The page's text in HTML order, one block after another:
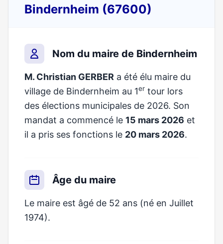
Bindernheim (67600)
Nom du maire de Bindernheim
M. Christian GERBER a été élu maire du
village de Bindernheim au 1er tour lors
des élections municipales de 2026. Son
mandat a commencé le 15 mars 2026 et
il a pris ses fonctions le 20 mars 2026.
Âge du maire
Le maire est âgé de 52 ans (né en Juillet
1974).